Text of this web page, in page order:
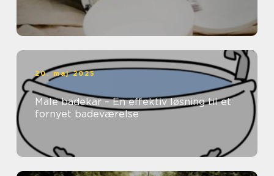
20. maj 2025
Male badekar – En effektiv løsning til et
fornyet badeværelse